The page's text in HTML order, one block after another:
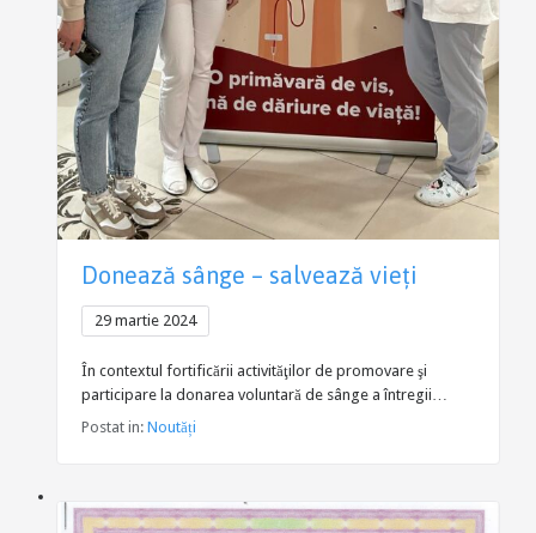
Donează sânge – salvează vieți
29 martie 2024
În contextul fortificării activităţilor de promovare şi
participare la donarea voluntară de sânge a întregii…
Postat in: Noutăți